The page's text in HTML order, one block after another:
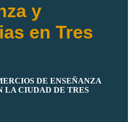
y
en Tres
DE ENSEÑANZA
LA CIUDAD DE TRES